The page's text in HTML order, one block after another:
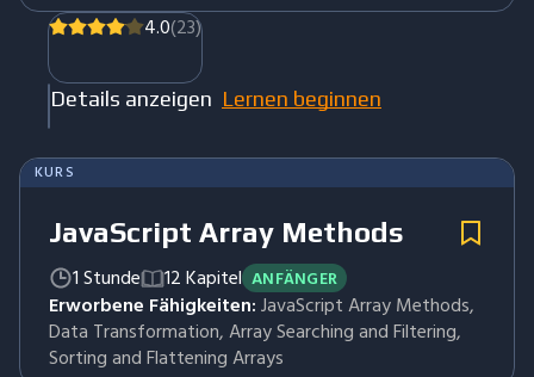
4.0(23)
Details anzeigen Lernen beginnen
KURS
JavaScript Array Methods
1 Stunde 12 Kapitel ANFÄNGER
Erworbene Fähigkeiten:JavaScript Array Methods,
Data Transformation, Array Searching and Filtering,
Sorting and Flattening Arrays